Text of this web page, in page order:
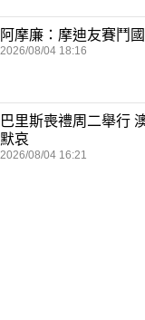
阿摩廉：摩迪友賽鬥
2026/08/04 18:16
巴里斯喪禮周二舉行
默哀
2026/08/04 16:21